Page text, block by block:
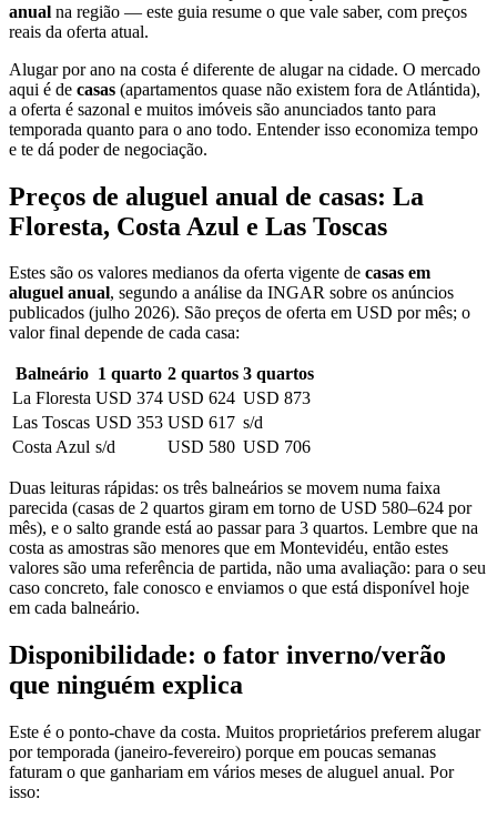
anual na região — este guia resume o que vale saber, com preços
reais da oferta atual.
Alugar por ano na costa é diferente de alugar na cidade. O mercado
aqui é de casas (apartamentos quase não existem fora de Atlántida),
a oferta é sazonal e muitos imóveis são anunciados tanto para
temporada quanto para o ano todo. Entender isso economiza tempo
e te dá poder de negociação.
Preços de aluguel anual de casas: La
Floresta, Costa Azul e Las Toscas
Estes são os valores medianos da oferta vigente de casas em
aluguel anual, segundo a análise da INGAR sobre os anúncios
publicados (julho 2026). São preços de oferta em USD por mês; o
valor final depende de cada casa:
Balneário 1 quarto 2 quartos 3 quartos
La Floresta USD 374 USD 624 USD 873
Las Toscas USD 353 USD 617 s/d
Costa Azul s/d USD 580 USD 706
Duas leituras rápidas: os três balneários se movem numa faixa
parecida (casas de 2 quartos giram em torno de USD 580–624 por
mês), e o salto grande está ao passar para 3 quartos. Lembre que na
costa as amostras são menores que em Montevidéu, então estes
valores são uma referência de partida, não uma avaliação: para o seu
caso concreto, fale conosco e enviamos o que está disponível hoje
em cada balneário.
Disponibilidade: o fator inverno/verão
que ninguém explica
Este é o ponto-chave da costa. Muitos proprietários preferem alugar
por temporada (janeiro-fevereiro) porque em poucas semanas
faturam o que ganhariam em vários meses de aluguel anual. Por
isso: